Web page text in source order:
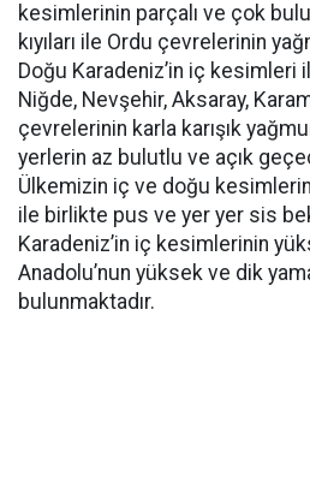
kesimlerinin parçalı ve çok
kıyıları ile Ordu çevrelerinin
Doğu Karadeniz’in iç kesimleri
Niğde, Nevşehir, Aksaray,
çevrelerinin karla karışık
yerlerin az bulutlu ve açık
Ülkemizin iç ve doğu
ile birlikte pus ve yer yer sis
Karadeniz’in iç kesimlerinin
Anadolu’nun yüksek ve dik
bulunmaktadır.